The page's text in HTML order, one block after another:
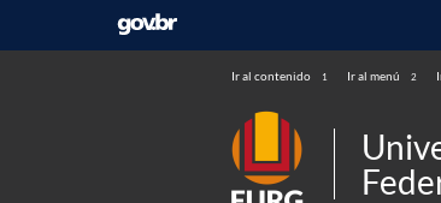
Ir al contenido 1 Ir al menú 2